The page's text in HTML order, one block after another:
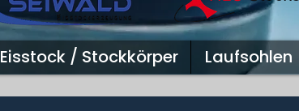
Eisstock / Stockkörper Laufsohlen